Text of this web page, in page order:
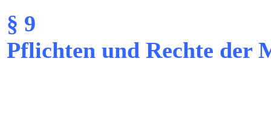
§ 9
Pflichten und Rechte der